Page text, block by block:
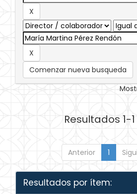
Comenzar nueva busqueda
Resultados 1-1
Anterior 1
Resultados por ítem: